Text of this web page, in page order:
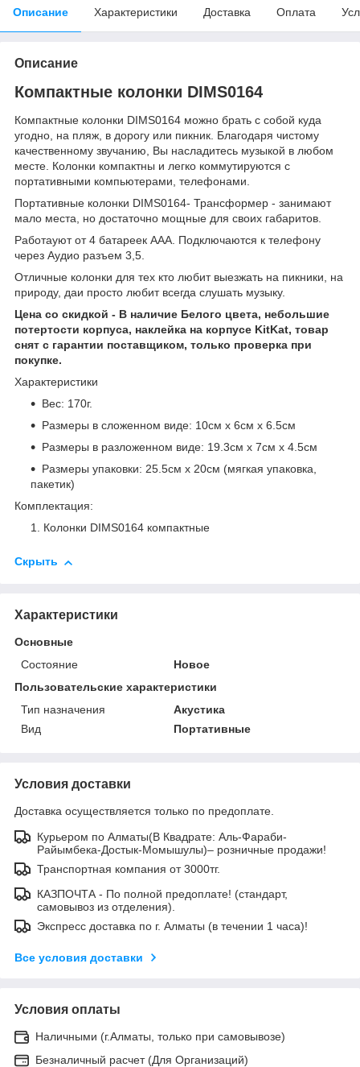
Описание Характеристики Доставка Оплата
Описание
Компактные колонки DIMS0164
Компактные колонки DIMS0164 можно брать с собой куда
угодно, на пляж, в дорогу или пикник. Благодаря чистому
качественному звучанию, Вы насладитесь музыкой в любом
месте. Колонки компактны и легко коммутируются с
портативными компьютерами, телефонами.
Портативные колонки DIMS0164- Трансформер - занимают
мало места, но достаточно мощные для своих габаритов.
Работауют от 4 батареек ААА. Подключаются к телефону
через Аудио разъем 3,5.
Отличные колонки для тех кто любит выезжать на пикники, на
природу, даи просто любит всегда слушать музыку.
Цена со скидкой - В наличие Белого цвета, небольшие
потертости корпуса, наклейка на корпусе KitKat, товар
снят с гарантии поставщиком, только проверка при
покупке.
Характеристики
Вес: 170г.
Размеры в сложенном виде: 10см х 6см х 6.5см
Размеры в разложенном виде: 19.3см х 7см х 4.5см
Размеры упаковки: 25.5см х 20см (мягкая упаковка,
пакетик)
Комплектация:
Колонки DIMS0164 компактные
Скрыть
Характеристики
Основные
Состояние
Новое
Пользовательские характеристики
Тип назначения
Акустика
Вид
Портативные
Условия доставки
Доставка осуществляется только по предоплате.
Курьером по Алматы(В Квадрате: Аль-Фараби-
Райымбека-Достык-Момышулы)– розничные продажи!
Транспортная компания от 3000тг.
КАЗПОЧТА - По полной предоплате! (стандарт,
самовывоз из отделения).
Экспресс доставка по г. Алматы (в течении 1 часа)!
Все условия доставки
Условия оплаты
Наличными (г.Алматы, только при самовывозе)
Безналичный расчет (Для Организаций)